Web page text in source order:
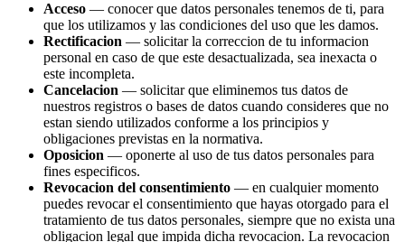
Acceso — conocer que datos personales tenemos de ti, para
que los utilizamos y las condiciones del uso que les damos.
Rectificacion — solicitar la correccion de tu informacion
personal en caso de que este desactualizada, sea inexacta o
este incompleta.
Cancelacion — solicitar que eliminemos tus datos de
nuestros registros o bases de datos cuando consideres que no
estan siendo utilizados conforme a los principios y
obligaciones previstas en la normativa.
Oposicion — oponerte al uso de tus datos personales para
fines especificos.
Revocacion del consentimiento — en cualquier momento
puedes revocar el consentimiento que hayas otorgado para el
tratamiento de tus datos personales, siempre que no exista una
obligacion legal que impida dicha revocacion. La revocacion